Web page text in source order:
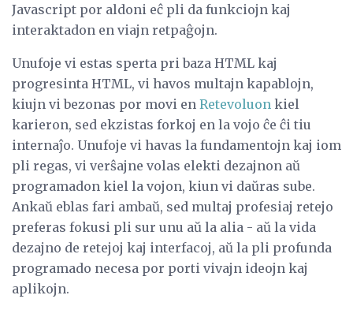
Javascript por aldoni eĉ pli da funkciojn kaj
interaktadon en viajn retpaĝojn.
Unufoje vi estas sperta pri baza HTML kaj
progresinta HTML, vi havos multajn kapablojn,
kiujn vi bezonas por movi en Retevoluon kiel
karieron, sed ekzistas forkoj en la vojo ĉe ĉi tiu
internaĵo. Unufoje vi havas la fundamentojn kaj iom
pli regas, vi verŝajne volas elekti dezajnon aŭ
programadon kiel la vojon, kiun vi daŭras sube.
Ankaŭ eblas fari ambaŭ, sed multaj profesiaj retejo
preferas fokusi pli sur unu aŭ la alia - aŭ la vida
dezajno de retejoj kaj interfacoj, aŭ la pli profunda
programado necesa por porti vivajn ideojn kaj
aplikojn.